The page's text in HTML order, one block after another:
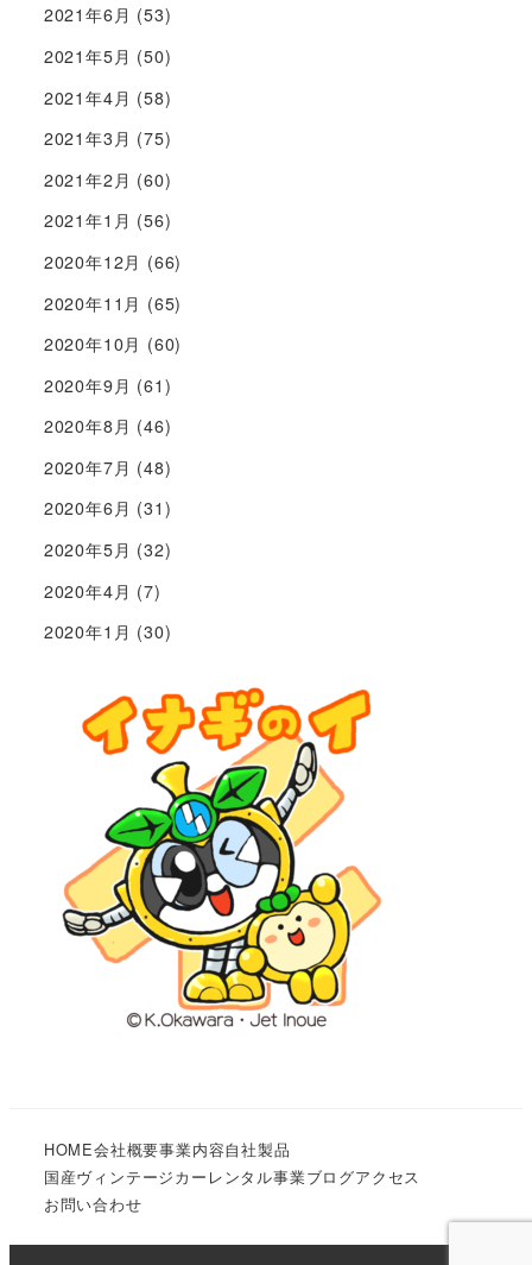
2021年6月 (53)
2021年5月 (50)
2021年4月 (58)
2021年3月 (75)
2021年2月 (60)
2021年1月 (56)
2020年12月 (66)
2020年11月 (65)
2020年10月 (60)
2020年9月 (61)
2020年8月 (46)
2020年7月 (48)
2020年6月 (31)
2020年5月 (32)
2020年4月 (7)
2020年1月 (30)
HOME会社概要事業内容自社製品
国産ヴィンテージカーレンタル事業ブログアクセス
お問い合わせ